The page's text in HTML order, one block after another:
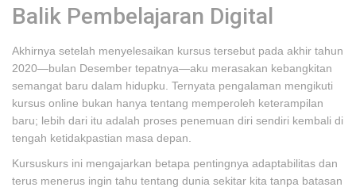
Balik Pembelajaran Digital
Akhirnya setelah menyelesaikan kursus tersebut pada akhir tahun
2020—bulan Desember tepatnya—aku merasakan kebangkitan
semangat baru dalam hidupku. Ternyata pengalaman mengikuti
kursus online bukan hanya tentang memperoleh keterampilan
baru; lebih dari itu adalah proses penemuan diri sendiri kembali di
tengah ketidakpastian masa depan.
Kursuskurs ini mengajarkan betapa pentingnya adaptabilitas dan
terus menerus ingin tahu tentang dunia sekitar kita tanpa batasan